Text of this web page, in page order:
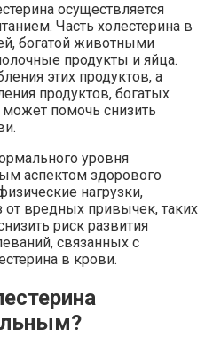
осуществляется
Часть холестерина в
богатой животными
продукты и яйца.
этих продуктов, а
продуктов, богатых
помочь снизить
уровня
аспектом здорового
нагрузки,
от вредных привычек, таких
риск развития
связанных с
в крови.